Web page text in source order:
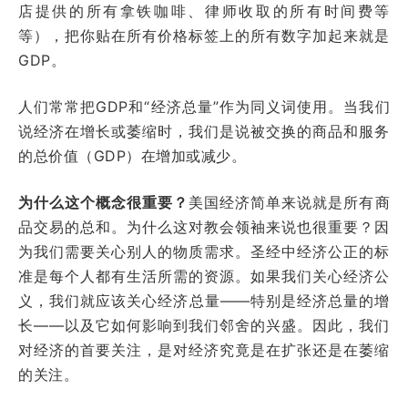
店提供的所有拿铁咖啡、律师收取的所有时间费等
等），把你贴在所有价格标签上的所有数字加起来就是
GDP。
人们常常把GDP和“经济总量”作为同义词使用。当我们
说经济在增长或萎缩时，我们是说被交换的商品和服务
的总价值（GDP）在增加或减少。
为什么这个概念很重要？ 美国经济简单来说就是所有商
品交易的总和。为什么这对教会领袖来说也很重要？因
为我们需要关心别人的物质需求。圣经中经济公正的标
准是每个人都有生活所需的资源。如果我们关心经济公
义，我们就应该关心经济总量——特别是经济总量的增
长——以及它如何影响到我们邻舍的兴盛。因此，我们
对经济的首要关注，是对经济究竟是在扩张还是在萎缩
的关注。